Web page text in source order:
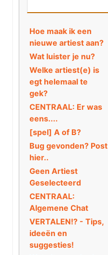
Hoe maak ik een
nieuwe artiest aan?
Wat luister je nu?
Welke artiest(e) is
egt helemaal te
gek?
CENTRAAL: Er was
eens....
[spel] A of B?
Bug gevonden? Post
hier..
Geen Artiest
Geselecteerd
CENTRAAL:
Algemene Chat
VERTALEN!? - Tips,
ideeën en
suggesties!